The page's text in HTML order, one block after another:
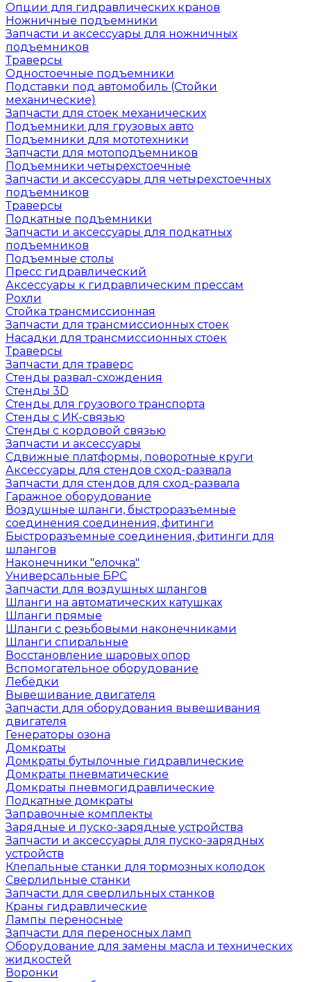
Опции для гидравлических кранов
Ножничные подъемники
Запчасти и аксессуары для ножничных
подъемников
Траверсы
Одностоечные подъемники
Подставки под автомобиль (Стойки
механические)
Запчасти для стоек механических
Подъемники для грузовых авто
Подъемники для мототехники
Запчасти для мотоподъемников
Подъемники четырехстоечные
Запчасти и аксессуары для четырехстоечных
подъемников
Траверсы
Подкатные подъемники
Запчасти и аксессуары для подкатных
подъемников
Подъемные столы
Пресс гидравлический
Аксессуары к гидравлическим прессам
Рохли
Стойка трансмиссионная
Запчасти для трансмиссионных стоек
Насадки для трансмиссионных стоек
Траверсы
Запчасти для траверс
Стенды развал-схождения
Стенды 3D
Стенды для грузового транспорта
Стенды с ИК-связью
Стенды с кордовой связью
Запчасти и аксессуары
Сдвижные платформы, поворотные круги
Аксессуары для стендов сход-развала
Запчасти для стендов для сход-развала
Гаражное оборудование
Воздушные шланги, быстроразъемные
соединения соединения, фитинги
Быстроразъемные соединения, фитинги для
шлангов
Наконечники "елочка"
Универсальные БРС
Запчасти для воздушных шлангов
Шланги на автоматических катушках
Шланги прямые
Шланги с резьбовыми наконечниками
Шланги спиральные
Восстановление шаровых опор
Вспомогательное оборудование
Лебёдки
Вывешивание двигателя
Запчасти для оборудования вывешивания
двигателя
Генераторы озона
Домкраты
Домкраты бутылочные гидравлические
Домкраты пневматические
Домкраты пневмогидравлические
Подкатные домкраты
Заправочные комплекты
Зарядные и пуско-зарядные устройства
Запчасти и аксессуары для пуско-зарядных
устройств
Клепальные станки для тормозных колодок
Сверлильные станки
Запчасти для сверлильных станков
Краны гидравлические
Лампы переносные
Запчасти для переносных ламп
Оборудование для замены масла и технических
жидкостей
Воронки